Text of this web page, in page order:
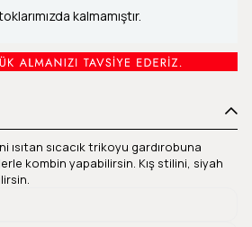
kalmamıştır.
ısıtan sıcacık trikoyu gardırobuna
kombin yapabilirsin. Kış stilini, siyah